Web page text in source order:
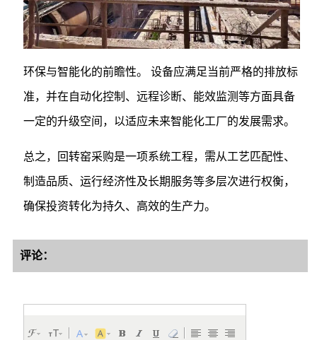
环保与智能化的前瞻性。 设备应满足当前严格的排放标
准，并在自动化控制、远程诊断、能效监测等方面具备
一定的升级空间，以适应未来智能化工厂的发展需求。
总之，回转窑采购是一项系统工程，需从工艺匹配性、
制造品质、运行经济性及长期服务等多层次进行权衡，
确保投资转化为持久、高效的生产力。
评论：